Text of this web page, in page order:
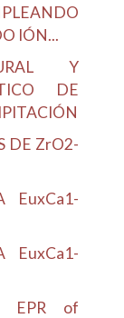
IÓN...
Y
DE
DE ZrO2-
EuxCa1-
EuxCa1-
EPR of